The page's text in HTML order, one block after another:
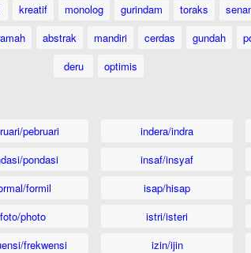
kreatif monolog gurindam toraks
abstrak mandiri cerdas gundah
deru
optimis
pebruari
pondasi
formil
foto/photo
frekwensi
indera/indra
insaf/insyaf
isap/hisap
istri/isteri
izin/ijin